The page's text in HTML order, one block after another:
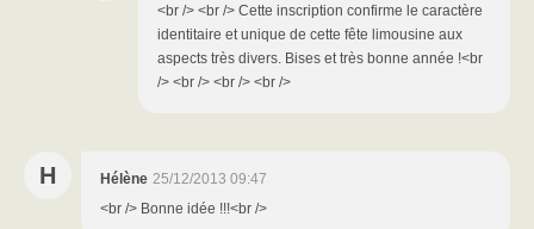
<br /> <br /> Cette inscription confirme le caractère
identitaire et unique de cette fête limousine aux
aspects très divers. Bises et très bonne année !<br
/> <br /> <br /> <br />
H Hélène 25/12/2013 09:47
<br /> Bonne idée !!!<br />